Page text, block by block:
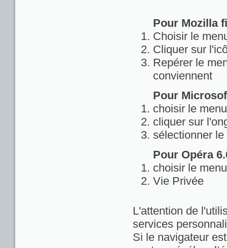
Pour Mozilla
Choisir le
Cliquer sur
Repérer le
conviennent
Pour
choisir le
cliquer sur
sélectionner
Pour Opéra
choisir le
Vie Privée
L'attention de
services
Si le navigateur